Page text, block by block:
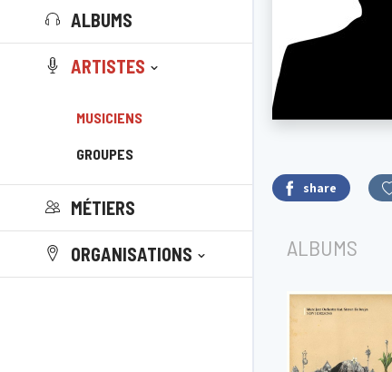
ALBUMS
ARTISTES
MUSICIENS
GROUPES
MÉTIERS
ORGANISATIONS
share
ALBUMS